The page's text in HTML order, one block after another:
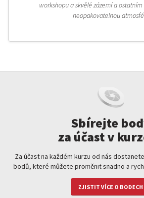
workshopu a skvělé zázemí a
neopakovatelnou
Sbírejte
za účast v
Za účast na každém kurzu od nás
bodů, které můžete proměnit snadno a
ZJISTIT VÍCE O BODECH